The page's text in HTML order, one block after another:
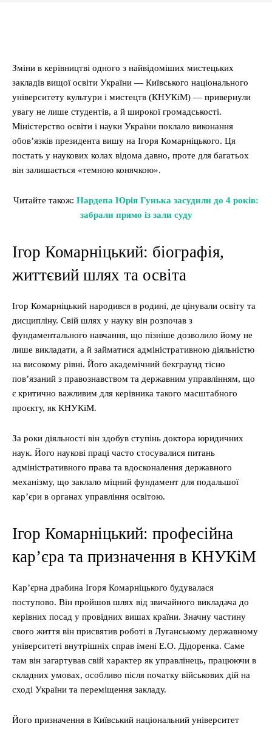
Зміни в керівництві одного з найвідоміших мистецьких
закладів вищої освіти України — Київського національного
університету культури і мистецтв (КНУКіМ) — привернули
увагу не лише студентів, а й широкої громадськості.
Міністерство освіти і науки України поклало виконання
обов’язків президента вишу на Ігоря Комарніцького. Ця
постать у наукових колах відома давно, проте для багатьох
він залишається «темною конячкою».
Читайте також: Нардепа Юрія Гунька засудили до 4 років:
забрали прямо із зали суду
Ігор Комарніцький: біографія,
життєвий шлях та освіта
Ігор Комарніцький народився в родині, де цінували освіту та
дисципліну. Свій шлях у науку він розпочав з
фундаментального навчання, що пізніше дозволило йому не
лише викладати, а й займатися адміністративною діяльністю
на високому рівні. Його академічний бекграунд тісно
пов’язаний з правознавством та державним управлінням, що
є критично важливим для керівника такого масштабного
проєкту, як КНУКіМ.
За роки діяльності він здобув ступінь доктора юридичних
наук. Його наукові праці часто стосувалися питань
адміністративного права та вдосконалення державного
механізму, що заклало міцний фундамент для подальшої
кар’єри в органах управління освітою.
Ігор Комарніцький: професійна
кар’єра та призначення в КНУКіМ
Кар’єрна драбина Ігоря Комарніцького будувалася
поступово. Він пройшов шлях від звичайного викладача до
керівних посад у провідних вишах країни. Значну частину
свого життя він присвятив роботі в Луганському державному
університеті внутрішніх справ імені Е.О. Дідоренка. Саме
там він загартував свій характер як управлінець, працюючи в
складних умовах, особливо після початку військових дій на
сході України та переміщення закладу.
Його призначення в Київський національний університет